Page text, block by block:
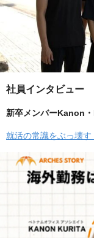
社員インタビュー
新卒メンバーKanon
就活の常識をぶっ壊